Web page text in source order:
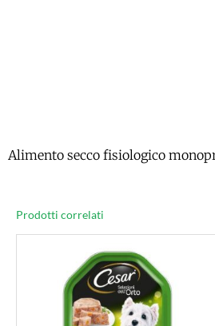
Alimento secco fisiologico
Prodotti correlati